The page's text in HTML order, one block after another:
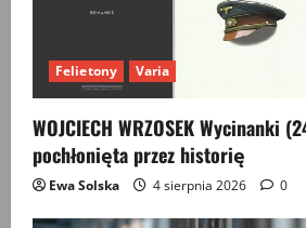
o
n
Felietony Varia
WOJCIECH WRZOSEK Wycinanki
pochłonięta przez historię
Ewa Solska 4 sierpnia 2026 0